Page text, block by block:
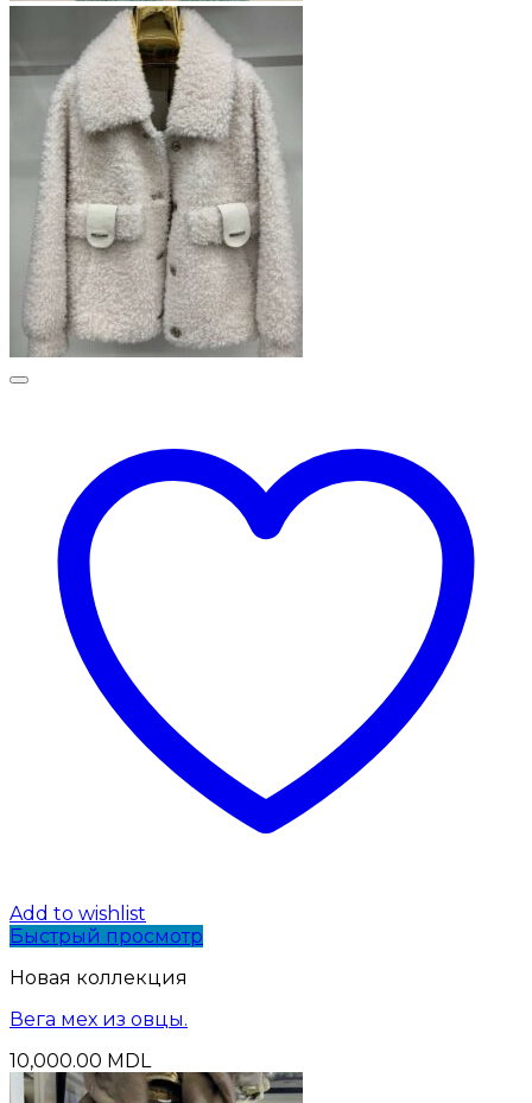
Add to wishlist
Быстрый просмотр
Новая коллекция
Вега мех из овцы.
10,000.00 MDL